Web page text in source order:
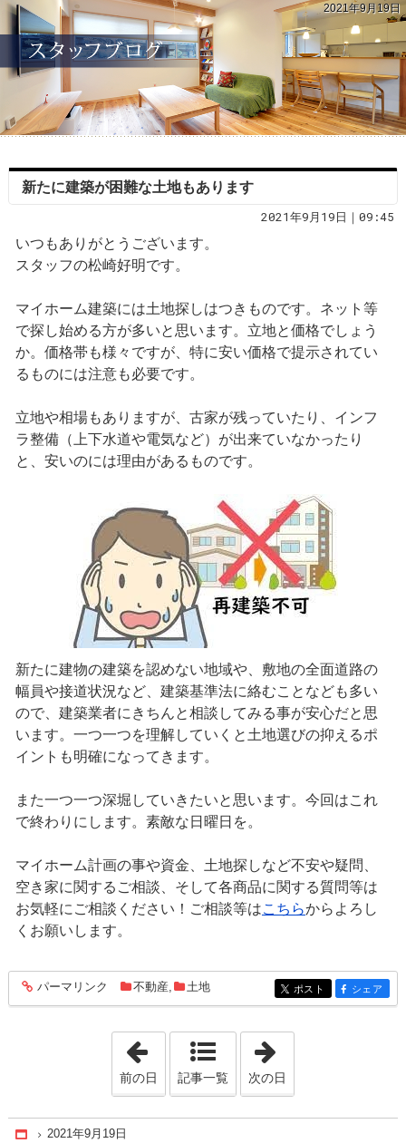
2021年9月19日
新たに建築が困難な土地もあります
2021年9月19日｜09:45
いつもありがとうございます。
スタッフの松崎好明です。
マイホーム建築には土地探しはつきものです。ネット等
で探し始める方が多いと思います。立地と価格でしょう
か。価格帯も様々ですが、特に安い価格で提示されてい
るものには注意も必要です。
立地や相場もありますが、古家が残っていたり、インフ
ラ整備（上下水道や電気など）が出来ていなかったり
と、安いのには理由があるものです。
新たに建物の建築を認めない地域や、敷地の全面道路の
幅員や接道状況など、建築基準法に絡むことなども多い
ので、建築業者にきちんと相談してみる事が安心だと思
います。一つ一つを理解していくと土地選びの抑えるポ
イントも明確になってきます。
また一つ一つ深堀していきたいと思います。今回はこれ
で終わりにします。素敵な日曜日を。
マイホーム計画の事や資金、土地探しなど不安や疑問、
空き家に関するご相談、そして各商品に関する質問等は
お気軽にご相談ください！ご相談等はこちらからよろし
くお願いします。
entry902
パーマリンク 不動産 土地 entry902
ポスト entry902
シェア
「2021年9月18日」
前の日 記事一覧 次の日
Home
2021年9月19日